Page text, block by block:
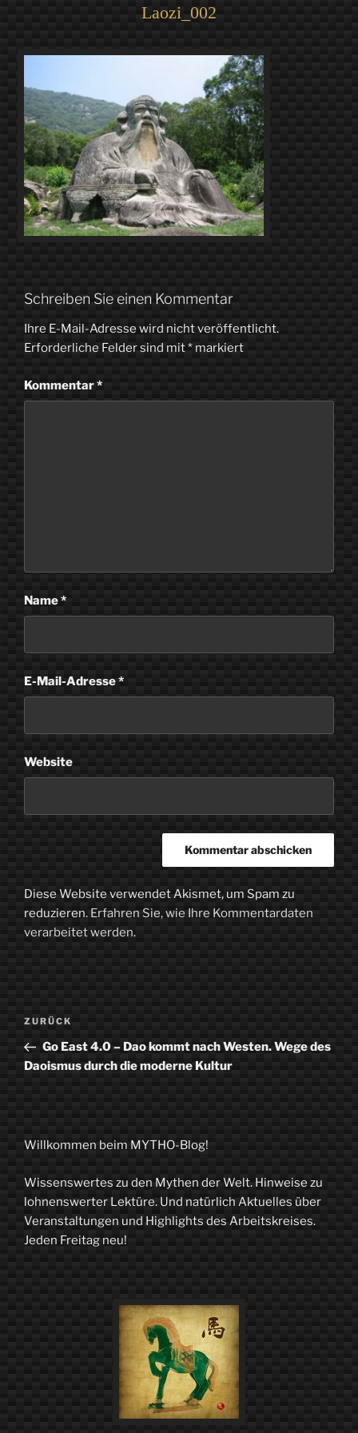
Laozi_002
Schreiben Sie einen Kommentar
Ihre E-Mail-Adresse wird nicht veröffentlicht.
Erforderliche Felder sind mit* markiert
Kommentar*
Name*
E-Mail-Adresse*
Website
Diese Website verwendet Akismet, um Spam zu
reduzieren. Erfahren Sie, wie Ihre Kommentardaten
verarbeitet werden.
Beitragsnavigation
Vorheriger
Beitrag
ZURÜCK
Go East 4.0 – Dao kommt nach Westen. Wege des
Daoismus durch die moderne Kultur
Willkommen beim MYTHO-Blog!
Wissenswertes zu den Mythen der Welt. Hinweise zu
lohnenswerter Lektüre. Und natürlich Aktuelles über
Veranstaltungen und Highlights des Arbeitskreises.
Jeden Freitag neu!